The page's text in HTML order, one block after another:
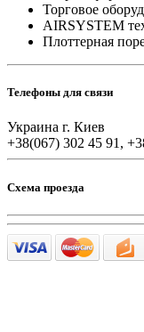
Торговое
AIRSYSTEM
Плоттерная
Телефоны для связи
Украина г. Киев
+38(067) 302 45 91,
Схема проезда